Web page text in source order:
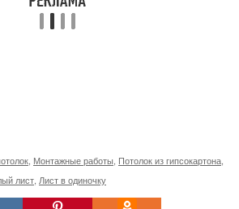
Монтажные работы Потолок из гипсокартона
лист Лист в одиночку